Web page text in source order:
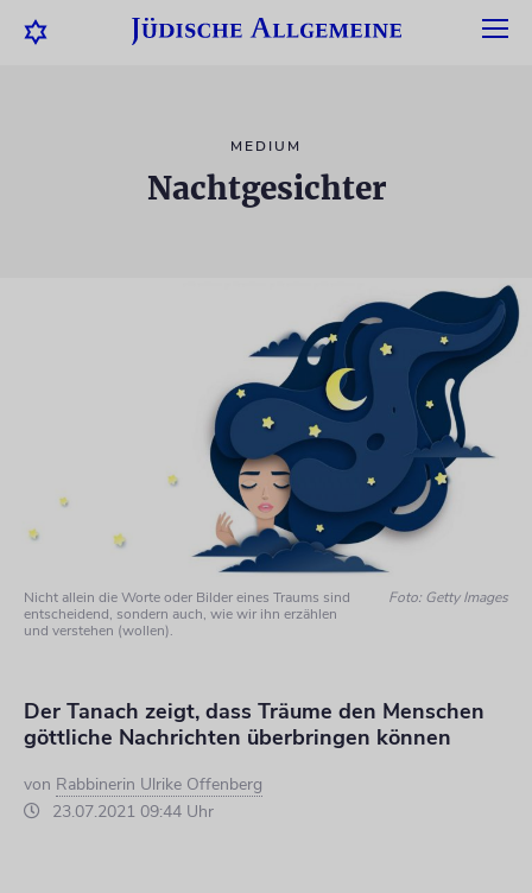
MEDIUM
Nachtgesichter
Nicht allein die Worte oder Bilder eines Traums sind
entscheidend, sondern auch, wie wir ihn erzählen
und verstehen (wollen).
Foto: Getty Images
Der Tanach zeigt, dass Träume den Menschen
göttliche Nachrichten überbringen können
von Rabbinerin Ulrike Offenberg
23.07.2021 09:44 Uhr